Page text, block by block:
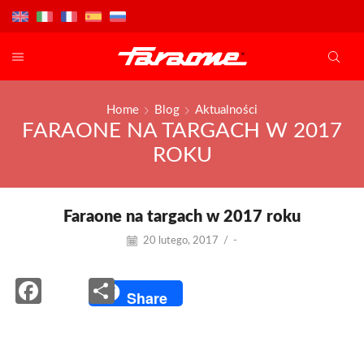
Home Blog Aktualności
FARAONE NA TARGACH W 2017
ROKU
Faraone na targach w 2017 roku
20 lutego, 2017 / -
Facebook
Share
Share